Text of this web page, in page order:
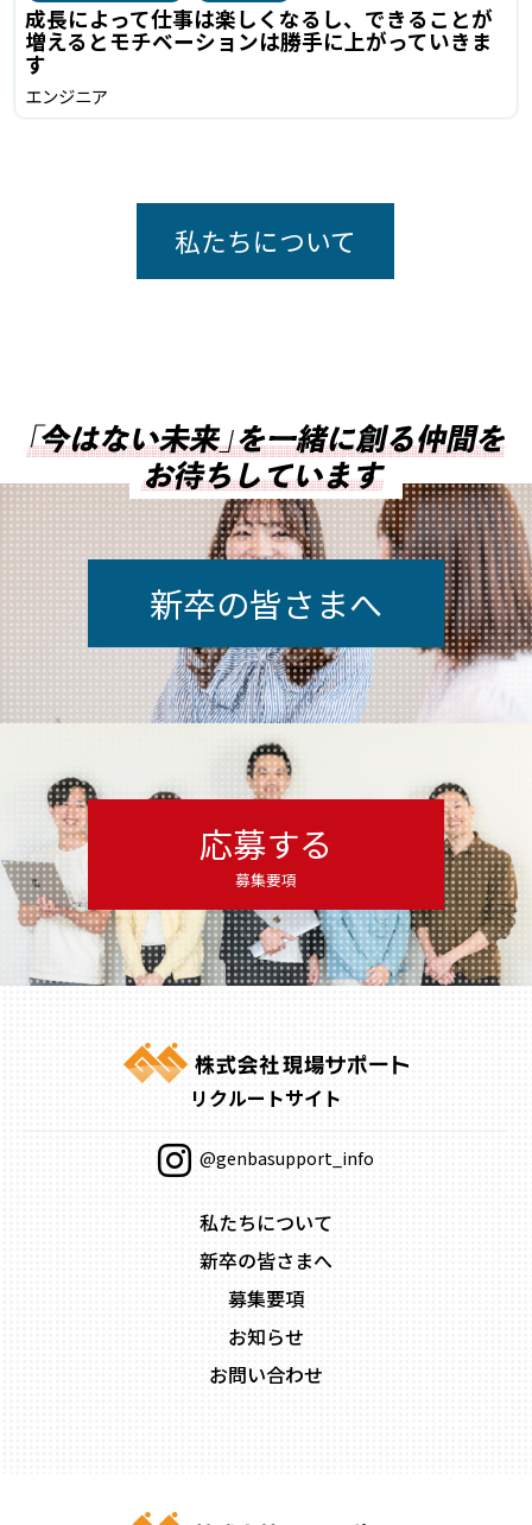
成長によって仕事は楽しくなるし、できることが
増えるとモチベーションは勝手に上がっていきま
す
エンジニア
私たちについて
新卒の皆さまへ
応募する
募集要項
リクルートサイト
@genbasupport_info
私たちについて
新卒の皆さまへ
募集要項
お知らせ
お問い合わせ